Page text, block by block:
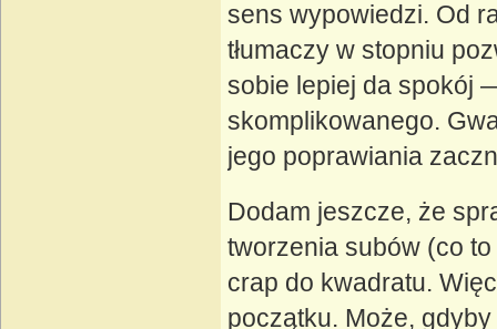
sens wypowiedzi. Od
tłumaczy w stopniu
sobie lepiej da spokój
skomplikowanego.
jego poprawiania
Dodam jeszcze, że
tworzenia subów (co
crap do kwadratu.
początku. Może,